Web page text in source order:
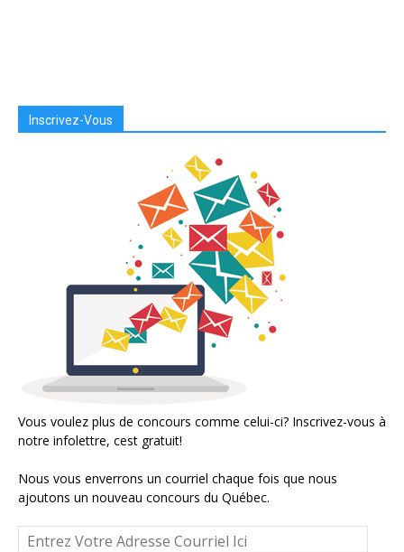
Inscrivez-Vous
Vous voulez plus de concours comme celui-ci? Inscrivez-vous à
notre infolettre, cest gratuit!
Nous vous enverrons un courriel chaque fois que nous
ajoutons un nouveau concours du Québec.
Entrez